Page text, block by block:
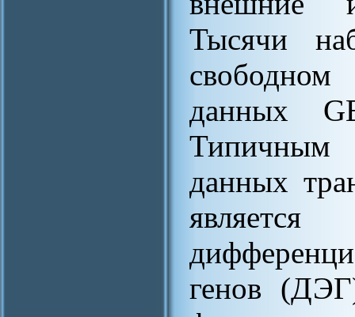
Тысячи
данных
Типичным
данных
генов